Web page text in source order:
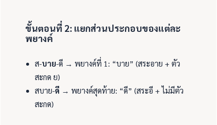
ขั้นตอนที่ 2: แยกส่วนประกอบของแต่ละ
พยางค์
ส-บาย-ดี → พยางค์ที่ 1: “บาย” (สระอาย + ตัว
สะกด ย)
สบาย-ดี → พยางค์สุดท้าย: “ดี” (สระอี + ไม่มีตัว
สะกด)